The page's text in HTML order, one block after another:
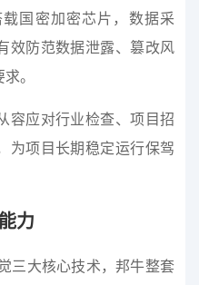
国密加密芯片，数据采
效防范数据泄露、篡改风
。
容应对行业检查、项目招
为项目长期稳定运行保驾
力
三大核心技术，邦牛整套